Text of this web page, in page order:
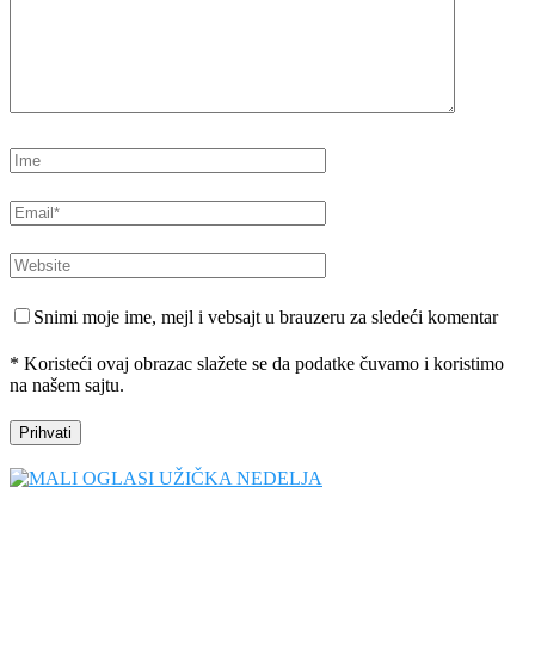
Snimi moje ime, mejl i vebsajt u brauzeru za sledeći komentar
* Koristeći ovaj obrazac slažete se da podatke čuvamo i koristimo
na našem sajtu.